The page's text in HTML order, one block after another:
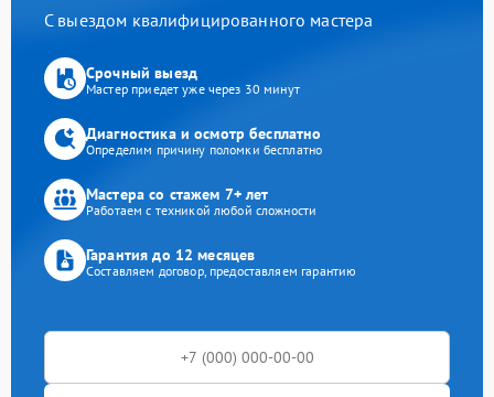
С выездом квалифицированного мастера
Срочный выезд
Мастер приедет уже через 30 минут
Диагностика и осмотр бесплатно
Определим причину поломки бесплатно
Мастера со стажем 7+ лет
Работаем с техникой любой сложности
Гарантия до 12 месяцев
Составляем договор, предоставляем гарантию